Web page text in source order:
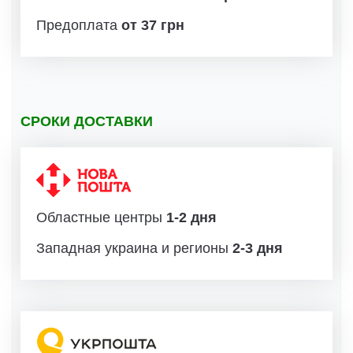
Предоплата от 37 грн
СРОКИ ДОСТАВКИ
Областные центры 1-2 дня
Западная украина и регионы 2-3 дня